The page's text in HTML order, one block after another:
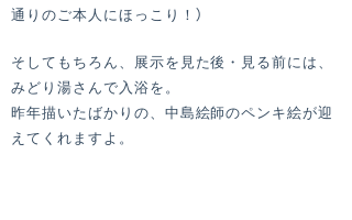
通りのご本人にほっこり！）
そしてもちろん、展示を見た後・見る前には、
みどり湯さんで入浴を。
昨年描いたばかりの、中島絵師のペンキ絵が迎
えてくれますよ。